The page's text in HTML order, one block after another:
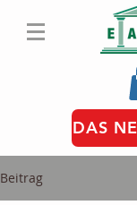
DAS
Beitrag